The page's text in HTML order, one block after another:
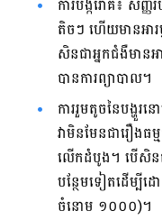
ការ​បង្ក​រោគ៖ សញ្
តិចៗ ហើយ​មាន​អា
សិន​ជា​អ្នកជំងឺ​​មាន​អ
បាន​ការ​ព្យាបាល។
ការ​រួម​តូច​នៃ​បង្ហួ
វា​មិន​មែន​ជា​រឿង​ធ
លើក​ដំបូង។ បើ​សិន​ជា​
បន្ថែម​ទៀត​ដើម្បី​
ចំនោម ១០០០)។